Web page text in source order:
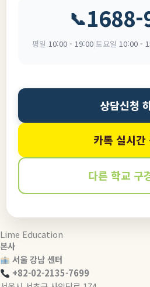
📞
평일 10:00 - 19:00 토요일 10:00 -
상담신청
카톡 실시간
다른 학교 구
Lime Education
본사
서울 강남 센터
+82-02-2135-7699